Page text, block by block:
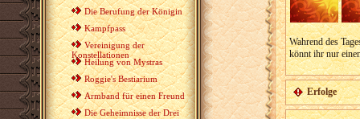
Die Berufung der Königin
Kampfpass
Vereinigung der
Konstellationen
Heilung von Mystras
Roggie's Bestiarium
Armband für einen Freund
Die Geheimnisse der Drei
Wahrend des
könnt ihr nur
Erfolge